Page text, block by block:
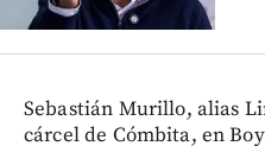
Sebastián Murillo, alias
cárcel de Cómbita, en